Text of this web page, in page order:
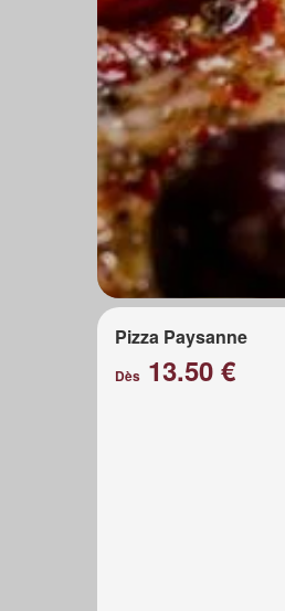
Pizza Paysanne
Dès 13.50 €